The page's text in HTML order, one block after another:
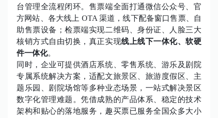
台管理全流程闭环。售票端全面打通微信公众号、官
方网站、各大线上 OTA 渠道，线下配备窗口售票、自
助售票设备；检票端实现二维码、身份证、人脸三大
核销方式自由切换，真正实现线上线下一体化、软硬
件一体化。
同时，企业可提供酒店系统、零售系统、游乐及剧院
专属系统解决方案，适配文旅景区、旅游度假区、主
题乐园、剧院场馆等多种业态场景，一站式解决景区
数字化管理难题。凭借成熟的产品体系、稳定的技术
架构和贴心的落地服务，趣买票已服务全国众多大小